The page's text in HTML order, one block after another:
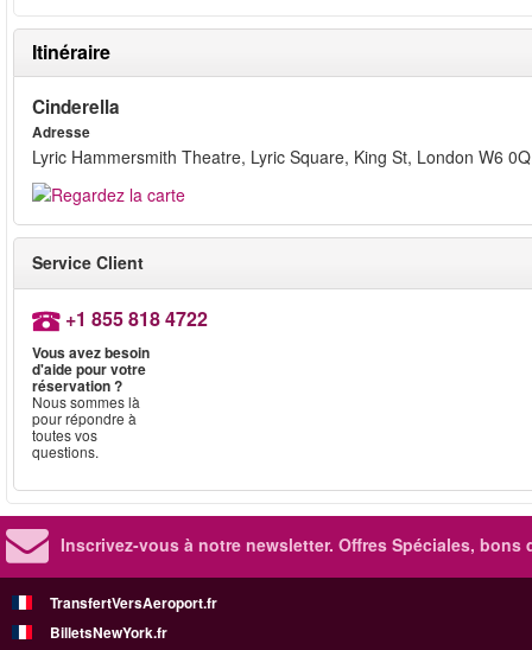
Itinéraire
Cinderella
Adresse
Lyric Hammersmith Theatre, Lyric Square, King St, London W6
Service Client
+1 855 818 4722
Vous avez besoin
d'aide pour votre
réservation ?
Nous sommes là
pour répondre à
toutes vos
questions.
Inscrivez-vous à notre newsletter. Offres Spéciales, bons
TransfertVersAeroport.fr
BilletsNewYork.fr